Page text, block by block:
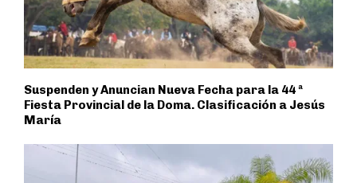
Suspenden y Anuncian Nueva Fecha para la 44 ª
Fiesta Provincial de la Doma. Clasificación a Jesús
María